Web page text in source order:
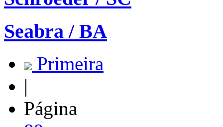
Seabra / BA
Primeira
|
Página